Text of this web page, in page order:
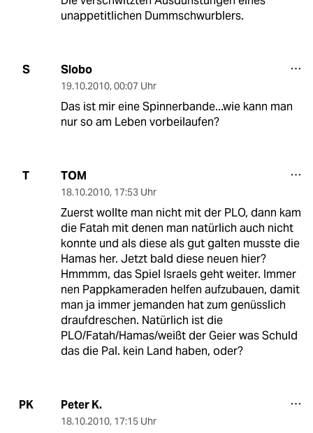
unappetitlichen Dummschwurblers.
S Slobo
19.10.2010, 00:07 Uhr
Das ist mir eine Spinnerbande...wie kann man
nur so am Leben vorbeilaufen?
T TOM
18.10.2010, 17:53 Uhr
Zuerst wollte man nicht mit der PLO, dann kam
die Fatah mit denen man natürlich auch nicht
konnte und als diese als gut galten musste die
Hamas her. Jetzt bald diese neuen hier?
Hmmmm, das Spiel Israels geht weiter. Immer
nen Pappkameraden helfen aufzubauen, damit
man ja immer jemanden hat zum genüsslich
draufdreschen. Natürlich ist die
PLO/Fatah/Hamas/weißt der Geier was Schuld
das die Pal. kein Land haben, oder?
PK Peter K.
18.10.2010, 17:15 Uhr